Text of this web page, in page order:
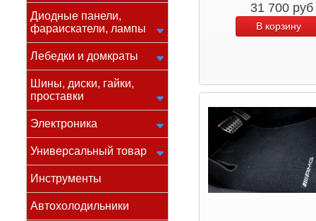
Диодные панели,
фараискатели, лампы
Лебедки и домкраты
Шины, диски, гайки,
проставки
Электроника
Универсальный товар
Инструменты
Автохолодильники
31 700 руб